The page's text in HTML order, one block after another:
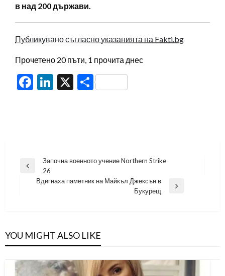
в над 200 държави.
Публикувано съгласно указанията на Fakti.bg
Прочетено 20 пъти, 1 прочита днес
Facebook
LinkedIn
X Share
Навигация
Previous
Започна военното учение Northern Strike
26
Вдигнаха паметник на Майкъл Джексън в
Букурещ
YOU MIGHT ALSO LIKE